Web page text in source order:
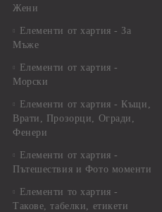
Жени
Елементи от хартия - За
Мъже
Елементи от хартия -
Морски
Елементи от хартия - Къщи,
Врати, Прозорци, Огради,
Фенери
Елементи от хартия -
Пътешествия и Фото моменти
Елементи то хартия -
Такове, табелки, етикети